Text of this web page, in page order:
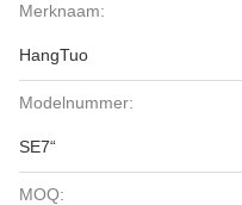
Merknaam:
HangTuo
Modelnummer:
SE7“
MOQ: